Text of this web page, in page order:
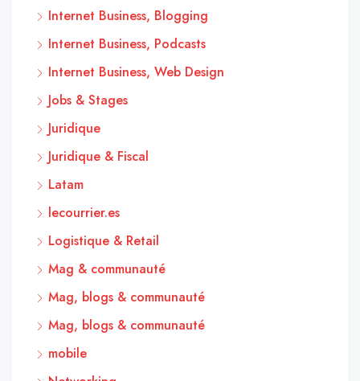
Internet Business, Blogging
Internet Business, Podcasts
Internet Business, Web Design
Jobs & Stages
Juridique
Juridique & Fiscal
Latam
lecourrier.es
Logistique & Retail
Mag & communauté
Mag, blogs & communauté
Mag, blogs & communauté
mobile